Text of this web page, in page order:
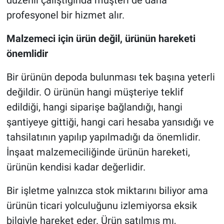
profesyonel bir hizmet alır.
Malzemeci için ürün değil, ürünün hareketi
önemlidir
Bir ürünün depoda bulunması tek başına yeterli
değildir. O ürünün hangi müşteriye teklif
edildiği, hangi siparişe bağlandığı, hangi
şantiyeye gittiği, hangi cari hesaba yansıdığı ve
tahsilatının yapılıp yapılmadığı da önemlidir.
İnşaat malzemeciliğinde ürünün hareketi,
ürünün kendisi kadar değerlidir.
Bir işletme yalnızca stok miktarını biliyor ama
ürünün ticari yolculuğunu izlemiyorsa eksik
bilgiyle hareket eder. Ürün satılmış mı,